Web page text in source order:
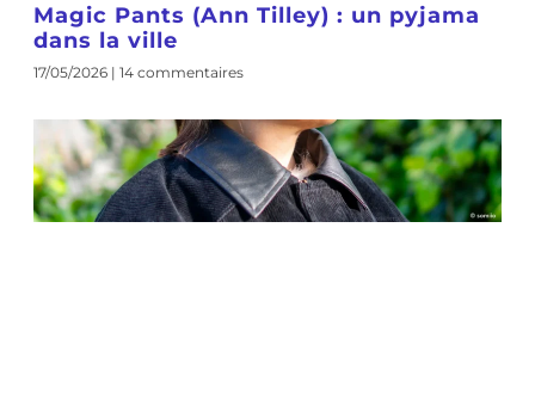
Magic Pants (Ann Tilley) : un pyjama
dans la ville
17/05/2026 14 commentaires